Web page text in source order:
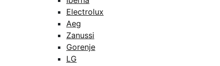
Electrolux
Aeg
Zanussi
Gorenje
LG